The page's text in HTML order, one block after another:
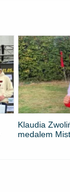
Klaudia
medalem